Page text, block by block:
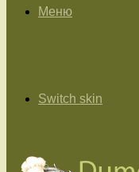
Меню
Switch skin